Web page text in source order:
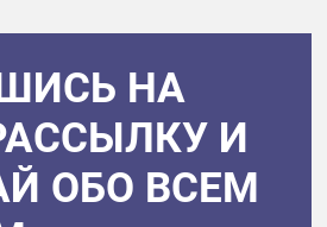
НА
И
ОБО ВСЕМ